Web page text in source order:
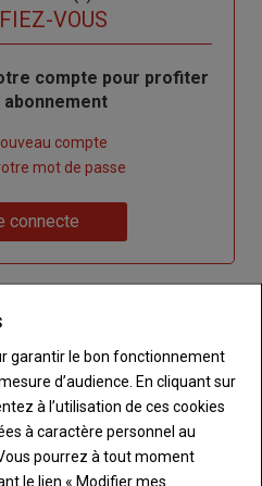
VOUS
compte pour profiter
compte
mot de passe
connecte
COMPTE
et créez votre
à tout Terre de
garantir le bon fonctionnement
d’audience. En cliquant sur
à l’utilisation de ces cookies
à caractère personnel au
pourrez à tout moment
le lien « Modifier mes